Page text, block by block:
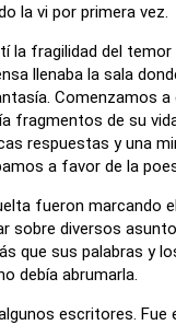
la vi por primera vez.
la fragilidad del
llenaba la sala
Comenzamos
fragmentos de su
respuestas y una
a favor de la
fueron marcando
sobre diversos
que sus palabras y
debía abrumarla.
escritores.